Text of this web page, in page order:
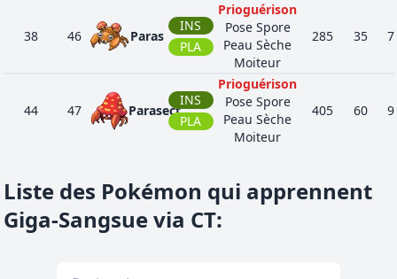
38 46 Paras
INS
PLA
Prioguérison
Pose Spore
Peau Sèche
Moiteur
285 35
44 47 Parasect
INS
PLA
Prioguérison
Pose Spore
Peau Sèche
Moiteur
405 60
PSY
Récolte
1 103 Noadkoko
PLA
Mûrissement
Chlorophylle
Liste des Pokémon qui apprennent
Giga-Sangsue via CT: